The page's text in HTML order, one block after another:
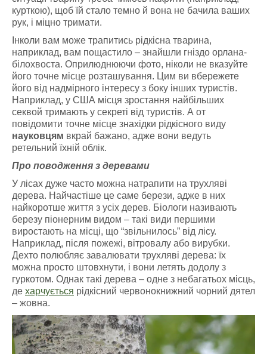
курткою), щоб їй стало темно й вона не бачила ваших
рук, і міцно тримати.
Інколи вам може трапитись рідкісна тварина,
наприклад, вам пощастило – знайшли гніздо орлана-
білохвоста. Оприлюднюючи фото, ніколи не вказуйте
його точне місце розташування. Цим ви вбережете
його від надмірного інтересу з боку інших туристів.
Наприклад, у США місця зростання найбільших
секвой тримають у секреті від туристів. А от
повідомити точне місце знахідки рідкісного виду
науковцям вкрай бажано, адже вони ведуть
ретельний їхній облік.
Про поводження з деревами
У лісах дуже часто можна натрапити на трухляві
дерева. Найчастіше це саме берези, адже в них
найкоротше життя з усіх дерев. Біологи називають
березу піонерним видом – такі види першими
виростають на місці, що “звільнилось” від лісу.
Наприклад, після пожежі, вітровалу або вирубки.
Дехто полюбляє завалювати трухляві дерева: їх
можна просто штовхнути, і вони летять додолу з
гуркотом. Однак такі дерева – одне з небагатьох місць,
де харчується рідкісний червонокнижний чорний дятел
– жовна.